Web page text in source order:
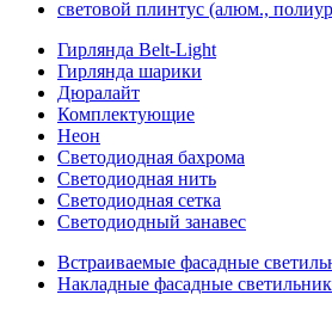
световой плинтус (алюм.,
Гирлянда Belt-Light
Гирлянда шарики
Дюралайт
Комплектующие
Неон
Светодиодная бахрома
Светодиодная нить
Светодиодная сетка
Светодиодный занавес
Встраиваемые фасадные
Накладные фасадные